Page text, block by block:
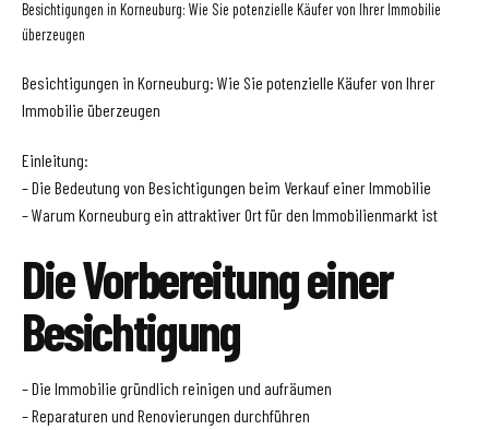
Besichtigungen in Korneuburg: Wie Sie potenzielle Käufer von Ihrer Immobilie
überzeugen
Besichtigungen in Korneuburg: Wie Sie potenzielle Käufer von Ihrer
Immobilie überzeugen
Einleitung:
– Die Bedeutung von Besichtigungen beim Verkauf einer Immobilie
– Warum Korneuburg ein attraktiver Ort für den Immobilienmarkt ist
Die Vorbereitung einer
Besichtigung
– Die Immobilie gründlich reinigen und aufräumen
– Reparaturen und Renovierungen durchführen